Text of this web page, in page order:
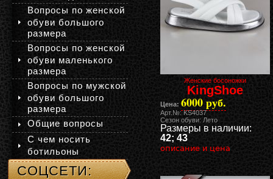
Женские босоножки
KingShoe
Цена: 6000 руб.
Арт.№: KS4037
Сезон обуви: Лето
Размеры в наличии:
42; 43
описание и цена
Вопросы по женской
обуви большого
размера
Вопросы по женской
обуви маленького
размера
Вопросы по мужской
обуви большого
размера
Общие вопросы
С чем носить
ботильоны
СОЦСЕТИ: